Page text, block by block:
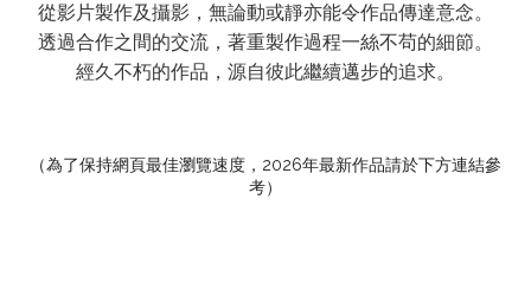
從影片製作及攝影，無論動或靜亦能令作品傳達意念。
透過合作之間的交流，著重製作過程一絲不苟的細節。
經久不朽的作品，源自彼此繼續邁步的追求。
（為了保持網頁最佳瀏覽速度，2026年最新作品請於下方連結參
考）